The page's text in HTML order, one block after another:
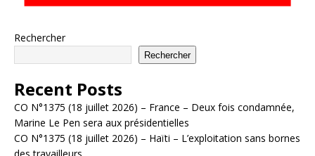
Rechercher
Rechercher
Recent Posts
CO N°1375 (18 juillet 2026) – France – Deux fois condamnée,
Marine Le Pen sera aux présidentielles
CO N°1375 (18 juillet 2026) – Haïti – L’exploitation sans bornes